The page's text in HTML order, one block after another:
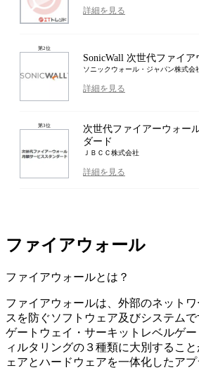
詳細を見る
第2位
SonicWall 次世代ファイア
ソニックウォール・ジャパン株式会
詳細を見る
第3位
次世代ファイアーウォー
ダード
ＪＢＣＣ株式会社
詳細を見る
ファイアウォール
ファイアウォールとは？
ファイアウォールは、外部のネット
スを防ぐソフトウェア及びシステム
ゲートウェイ・サーキットレベルゲ
ィルタリングの３種類に大別するこ
ェアとハードウェアを一体化したア